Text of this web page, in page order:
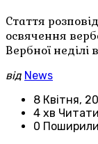
Стаття
освячення
Вербної неділі
від News
8 Квітня,
4 хв Читати
0 Поширили